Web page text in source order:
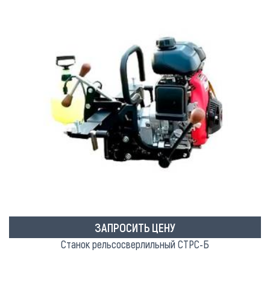
ЗАПРОСИТЬ ЦЕНУ
Станок рельсосверлильный СТРC-Б